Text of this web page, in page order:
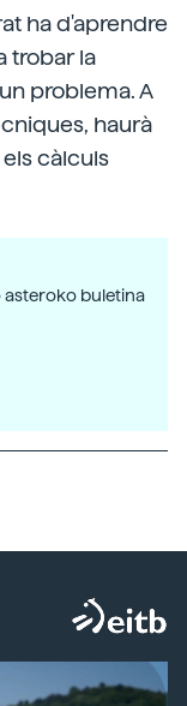
ha d'aprendre
trobar la
problema. A
haurà
càlculs
asteroko buletina